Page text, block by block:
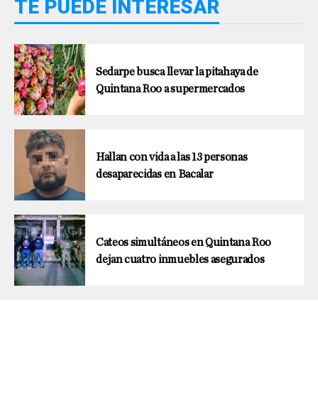
TE PUEDE INTERESAR
Sedarpe busca llevar la pitahaya de
Quintana Roo a supermercados
Hallan con vida a las 13 personas
desaparecidas en Bacalar
Cateos simultáneos en Quintana Roo
dejan cuatro inmuebles asegurados